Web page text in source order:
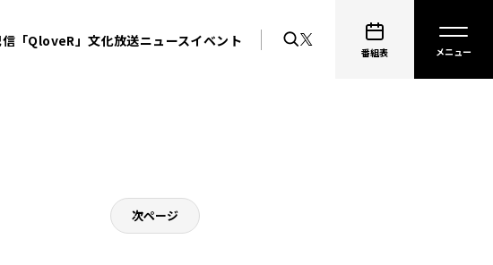
「QloveR」文化放送ニュースイベント
番組表
次ページ